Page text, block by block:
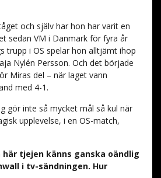
och själv har hon har varit en
sedan VM i Danmark för fyra år
trupp i OS spelar hon alltjämt ihop
Nylén Persson. Och det började
Miras del – när laget vann
med 4-1.
gör inte så mycket mål så kul när
upplevelse, i en OS-match,
här tjejen känns ganska oändlig
i tv-sändningen. Hur